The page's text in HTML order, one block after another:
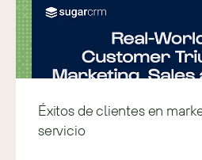
Éxitos de clientes en
servicio